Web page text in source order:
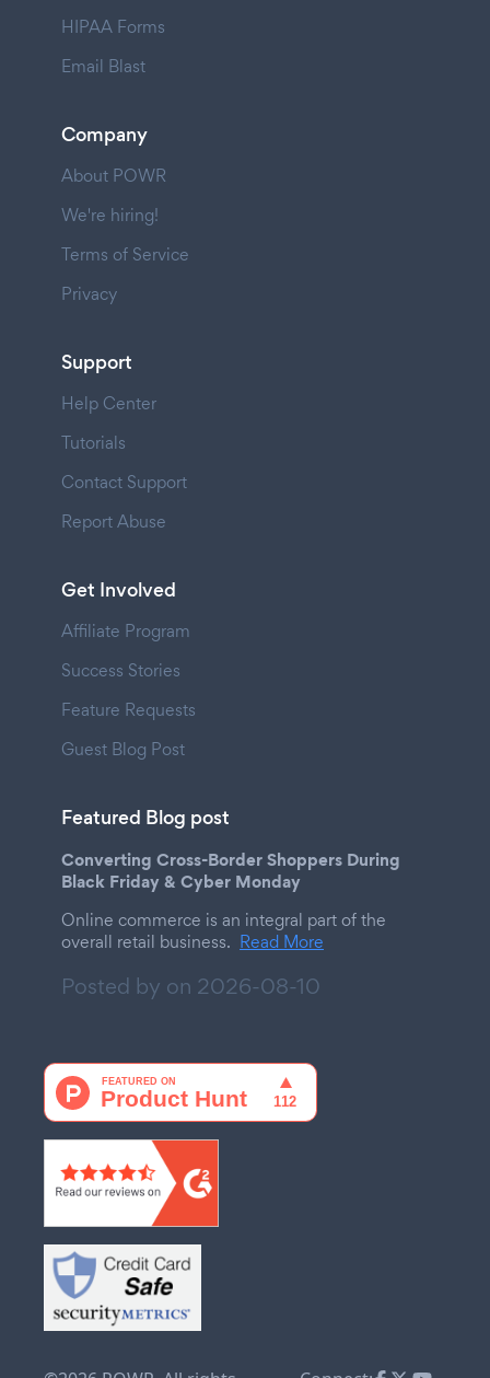
HIPAA Forms
Email Blast
Company
About POWR
We're hiring!
Terms of Service
Privacy
Support
Help Center
Tutorials
Contact Support
Report Abuse
Get Involved
Affiliate Program
Success Stories
Feature Requests
Guest Blog Post
Featured Blog post
Converting Cross-Border Shoppers During
Black Friday & Cyber Monday
Online commerce is an integral part of the
overall retail business. Read More
Posted by on 2026-08-10